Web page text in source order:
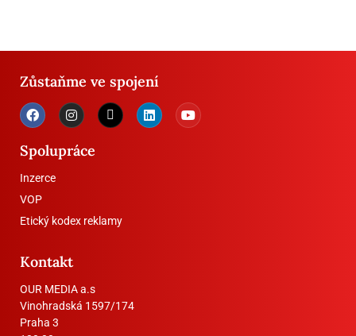
Zůstaňme ve spojení
Spolupráce
Inzerce
VOP
Etický kodex reklamy
Kontakt
OUR MEDIA a.s
Vinohradská 1597/174
Praha 3